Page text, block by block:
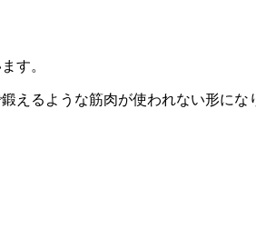
す。
えるような筋肉が使われない形にな